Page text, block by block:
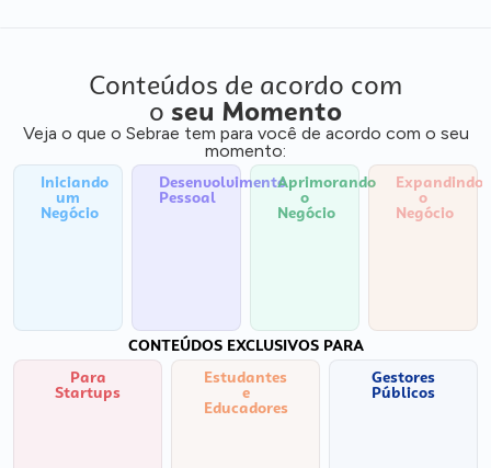
Conteúdos de acordo com
o seu Momento
Veja o que o Sebrae tem para você de acordo com o seu
momento:
Iniciando
um
Negócio
Desenvolvimento
Pessoal
Aprimorando
o
Negócio
Expandindo
o
Negócio
CONTEÚDOS EXCLUSIVOS PARA
Para
Startups
Estudantes
e
Educadores
Gestores
Públicos